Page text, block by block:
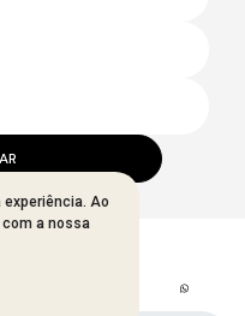
Ao
a nossa